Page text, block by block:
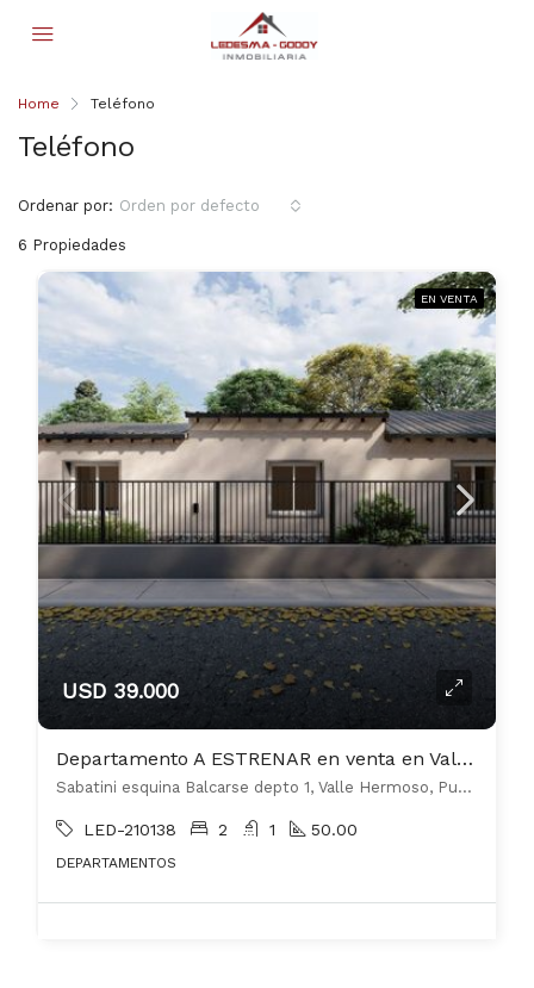
Home Teléfono
Teléfono
6 Propiedades
Ordenar por: Orden por defecto
EN VENTA
USD 39.000
Departamento A ESTRENAR en venta en Valle Hermoso
Sabatini esquina Balcarse depto 1, Valle Hermoso, Punilla
LED-210138 2 1 50.00
DEPARTAMENTOS